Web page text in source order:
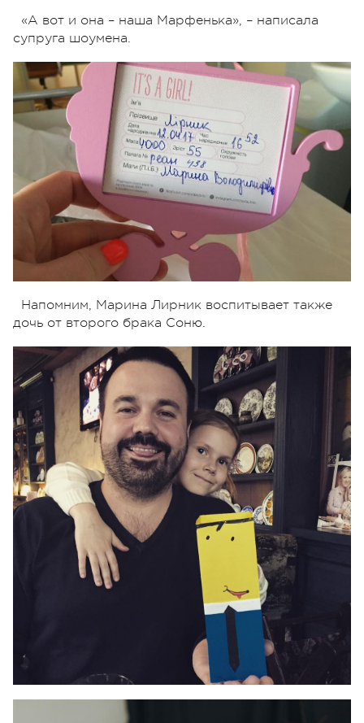
«А вот и она – наша Марфенька», – написала
супруга шоумена.
Напомним, Марина Лирник воспитывает также
дочь от второго брака Соню.